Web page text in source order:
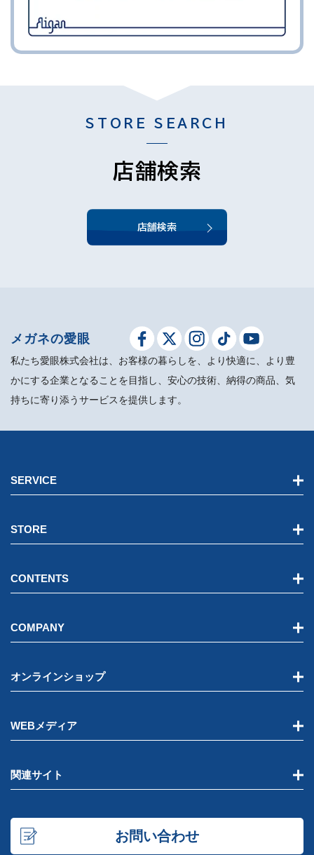
STORE SEARCH
店舗検索
店舗検索
メガネの愛眼
私たち愛眼株式会社は、お客様の暮らしを、より快適に、より豊
かにする企業となることを目指し、安心の技術、納得の商品、気
持ちに寄り添うサービスを提供します。
SERVICE
STORE
CONTENTS
COMPANY
オンラインショップ
WEBメディア
関連サイト
お問い合わせ